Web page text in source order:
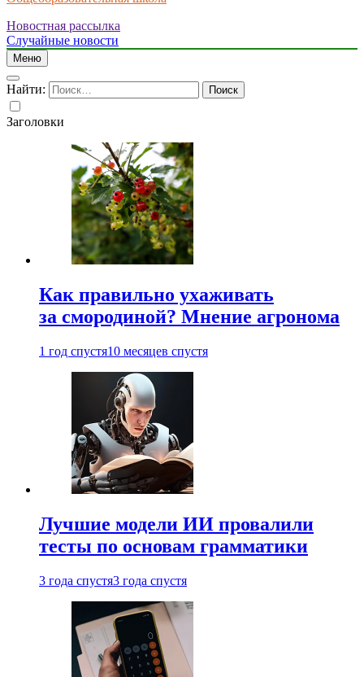
Новостная рассылка
Случайные новости
Меню
Найти:
Заголовки
Как правильно ухаживать
за смородиной? Мнение агронома
1 год спустя10 месяцев спустя
Лучшие модели ИИ провалили
тесты по основам грамматики
3 года спустя3 года спустя